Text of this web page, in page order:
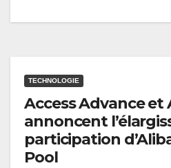
TECHNOLOGIE
Access Advance et
annoncent
participation
Pool